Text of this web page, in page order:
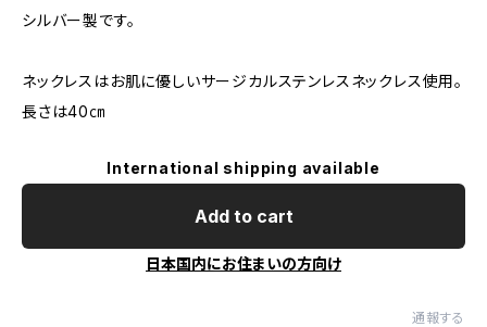
シルバー製です。
ネックレスはお肌に優しいサージカルステンレスネックレス使用。
長さは40㎝
International shipping available
Add to cart
日本国内にお住まいの方向け
通報する